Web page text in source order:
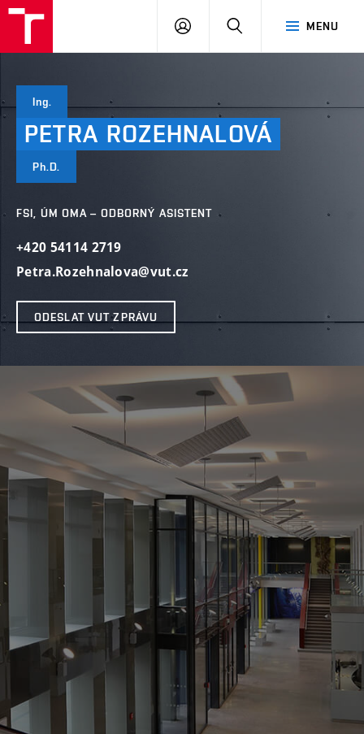
MENU
PŘIHLÁSIT
Ing.
PETRA ROZEHNALOVÁ
Ph.D.
FSI, ÚM OMA – ODBORNÝ ASISTENT
+420 54114 2719
Petra.Rozehnalova@vut.cz
ODESLAT VUT ZPRÁVU